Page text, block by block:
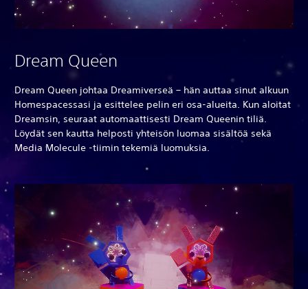
Dream Queen
Dream Queen johtaa Dreamiverseä – hän auttaa sinut alkuun
Homespacessasi ja esittelee pelin eri osa-alueita. Kun aloitat
Dreamsin, seuraat automaattisesti Dream Queenin tiliä.
Löydät sen kautta helposti yhteisön luomaa sisältöä sekä
Media Molecule -tiimin tekemiä luomuksia.